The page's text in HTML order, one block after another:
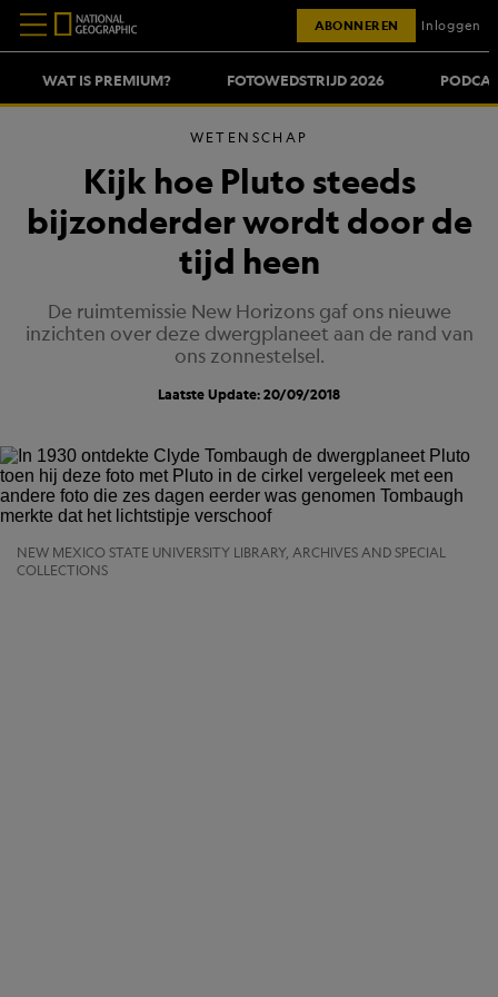
WAT IS PREMIUM? FOTOWEDSTRIJD 2026
ABONNEREN Inloggen
WETENSCHAP
Kijk hoe Pluto steeds
bijzonderder wordt door de
tijd heen
De ruimtemissie New Horizons gaf ons nieuwe
inzichten over deze dwergplaneet aan de rand van
ons zonnestelsel.
Laatste Update: 20/09/2018
NEW MEXICO STATE UNIVERSITY LIBRARY, ARCHIVES AND SPECIAL
COLLECTIONS